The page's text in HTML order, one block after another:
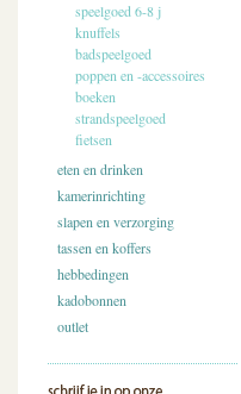
speelgoed 6-8 j
knuffels
badspeelgoed
poppen en -accessoires
boeken
strandspeelgoed
fietsen
eten en drinken
kamerinrichting
slapen en verzorging
tassen en koffers
hebbedingen
kadobonnen
outlet